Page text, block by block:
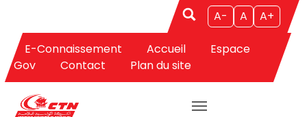
Aller au contenu principal
A- A A+
E-Connaissement Accueil
Espace
Gov
Contact Plan du site
APPELS D'OFFRES